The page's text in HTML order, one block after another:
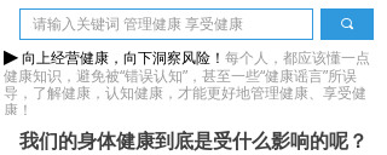
医疗旅游
产品服务
团检预约
我们的身体健康到底是受什么影响的呢？
끠
▶向上经营健康，向下洞察风险！ 每个人，都应该懂一点
健康知识，避免被“错误认知”，甚至一些“健康谣言”所误
导， 了解健康，认知健康， 才能更好地管理健康、享受健
康！